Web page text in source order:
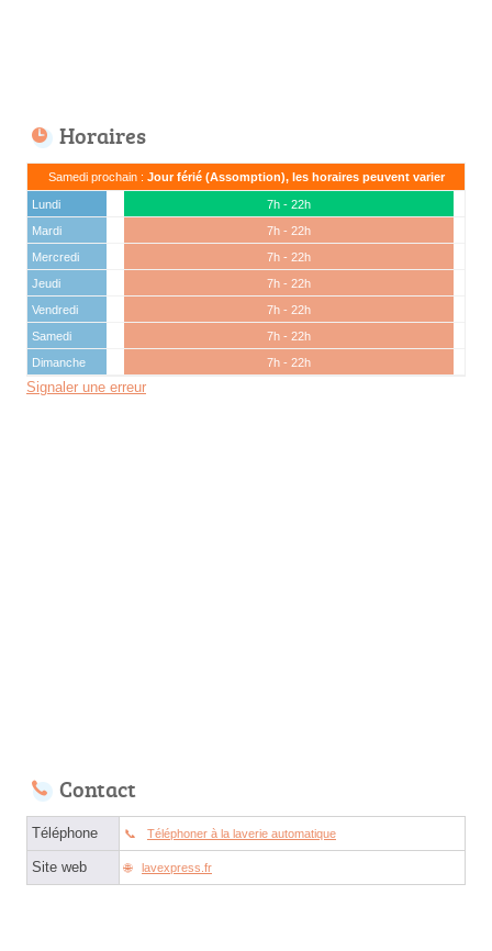
Horaires
Samedi prochain : Jour férié (Assomption), les horaires peuvent varier
Lundi
7h - 22h
Mardi
7h - 22h
Mercredi
7h - 22h
Jeudi
7h - 22h
Vendredi
7h - 22h
Samedi
7h - 22h
Dimanche
7h - 22h
Signaler une erreur
Contact
Téléphone Téléphoner à la laverie automatique
Site web lavexpress.fr